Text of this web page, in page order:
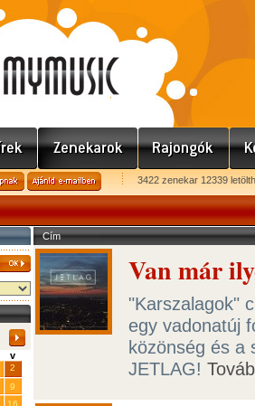
3422 zenekar 12339
v
2
9
16
Cím
Van már
"Karszalagok"
egy vadonatúj
közönség és a
JETLAG!